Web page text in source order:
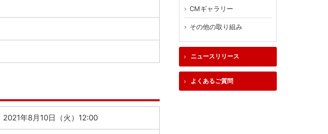
2021年8月10日（火）12:00
CMギャラリー
その他の取り組み
ニュースリリース
よくあるご質問